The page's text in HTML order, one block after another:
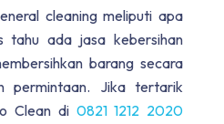
cleaning meliputi apa
tahu ada jasa kebersihan
barang secara
permintaan. Jika tertarik
Clean di 0821 1212 2020